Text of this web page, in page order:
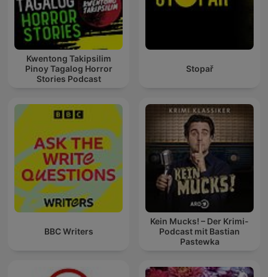
Kwentong Takipsilim
Pinoy Tagalog Horror
Stories Podcast
Stopař
BBC Writers
Kein Mucks! – Der Krimi-
Podcast mit Bastian
Pastewka